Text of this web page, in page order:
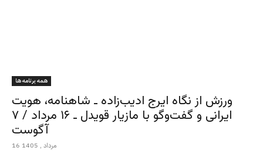
همه برنامه ها
ورزش از نگاه ایرج ادیب‌زاده ـ شاهنامه، هویت
ایرانی و گفت‌وگو با مازیار قویدل ـ ۱۶ مرداد / ۷
آگوست
16 مرداد , 1405